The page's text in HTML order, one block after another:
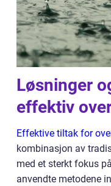
Løsninger
effektiv
Effektive tiltak for
kombinasjon av
med et sterkt fokus
anvendte metodene